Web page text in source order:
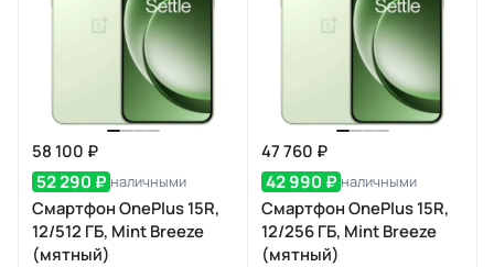
58 100 ₽
52 290 ₽ наличными
Смартфон OnePlus 15R,
12/512 ГБ, Mint Breeze
(мятный)
47 760 ₽
42 990 ₽ наличными
Смартфон OnePlus 15R,
12/256 ГБ, Mint Breeze
(мятный)